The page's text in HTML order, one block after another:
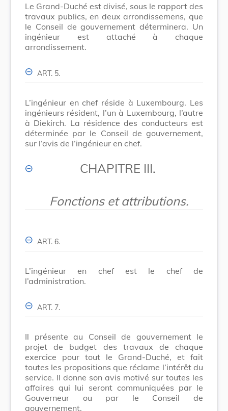
Le Grand-Duché est divisé, sous le rapport des
travaux publics, en deux arrondissemens, que
le Conseil de gouvernement déterminera. Un
ingénieur est attaché à chaque
arrondissement.
ART. 5.
L’ingénieur en chef réside à Luxembourg. Les
ingénieurs résident, l’un à Luxembourg, l’autre
à Diekirch. La résidence des conducteurs est
déterminée par le Conseil de gouvernement,
sur l’avis de l’ingénieur en chef.
CHAPITRE III.
Fonctions et attributions.
ART. 6.
L’ingénieur en chef est le chef de
l’administration.
ART. 7.
Il présente au Conseil de gouvernement le
projet de budget des travaux de chaque
exercice pour tout le Grand-Duché, et fait
toutes les propositions que réclame l’intérêt du
service. Il donne son avis motivé sur toutes les
affaires qui lui seront communiquées par le
Gouverneur ou par le Conseil de
gouvernement.